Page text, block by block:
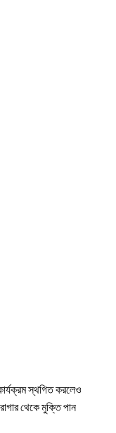
স্থগিত করলেও
থেকে মুক্তি পান